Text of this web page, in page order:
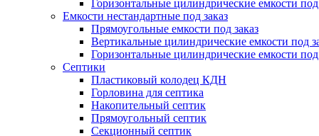
Горизонтальные цилиндрические емкости под
Емкости нестандартные под заказ
Прямоугольные емкости под заказ
Вертикальные цилиндрические емкости под
Горизонтальные цилиндрические емкости под
Септики
Пластиковый колодец КДН
Горловина для септика
Накопительный септик
Прямоугольный септик
Секционный септик